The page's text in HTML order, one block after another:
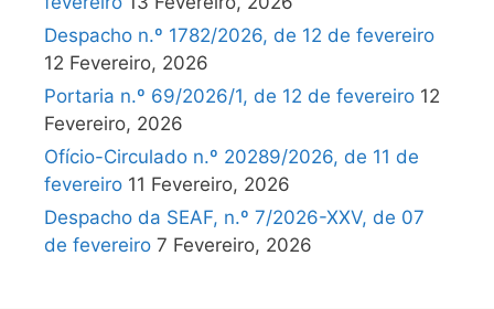
Despacho n.º 1782/2026, de 12 de fevereiro
12 Fevereiro, 2026
Portaria n.º 69/2026/1, de 12 de fevereiro 12
Fevereiro, 2026
Ofício-Circulado n.º 20289/2026, de 11 de
fevereiro 11 Fevereiro, 2026
Despacho da SEAF, n.º 7/2026-XXV, de 07
de fevereiro 7 Fevereiro, 2026